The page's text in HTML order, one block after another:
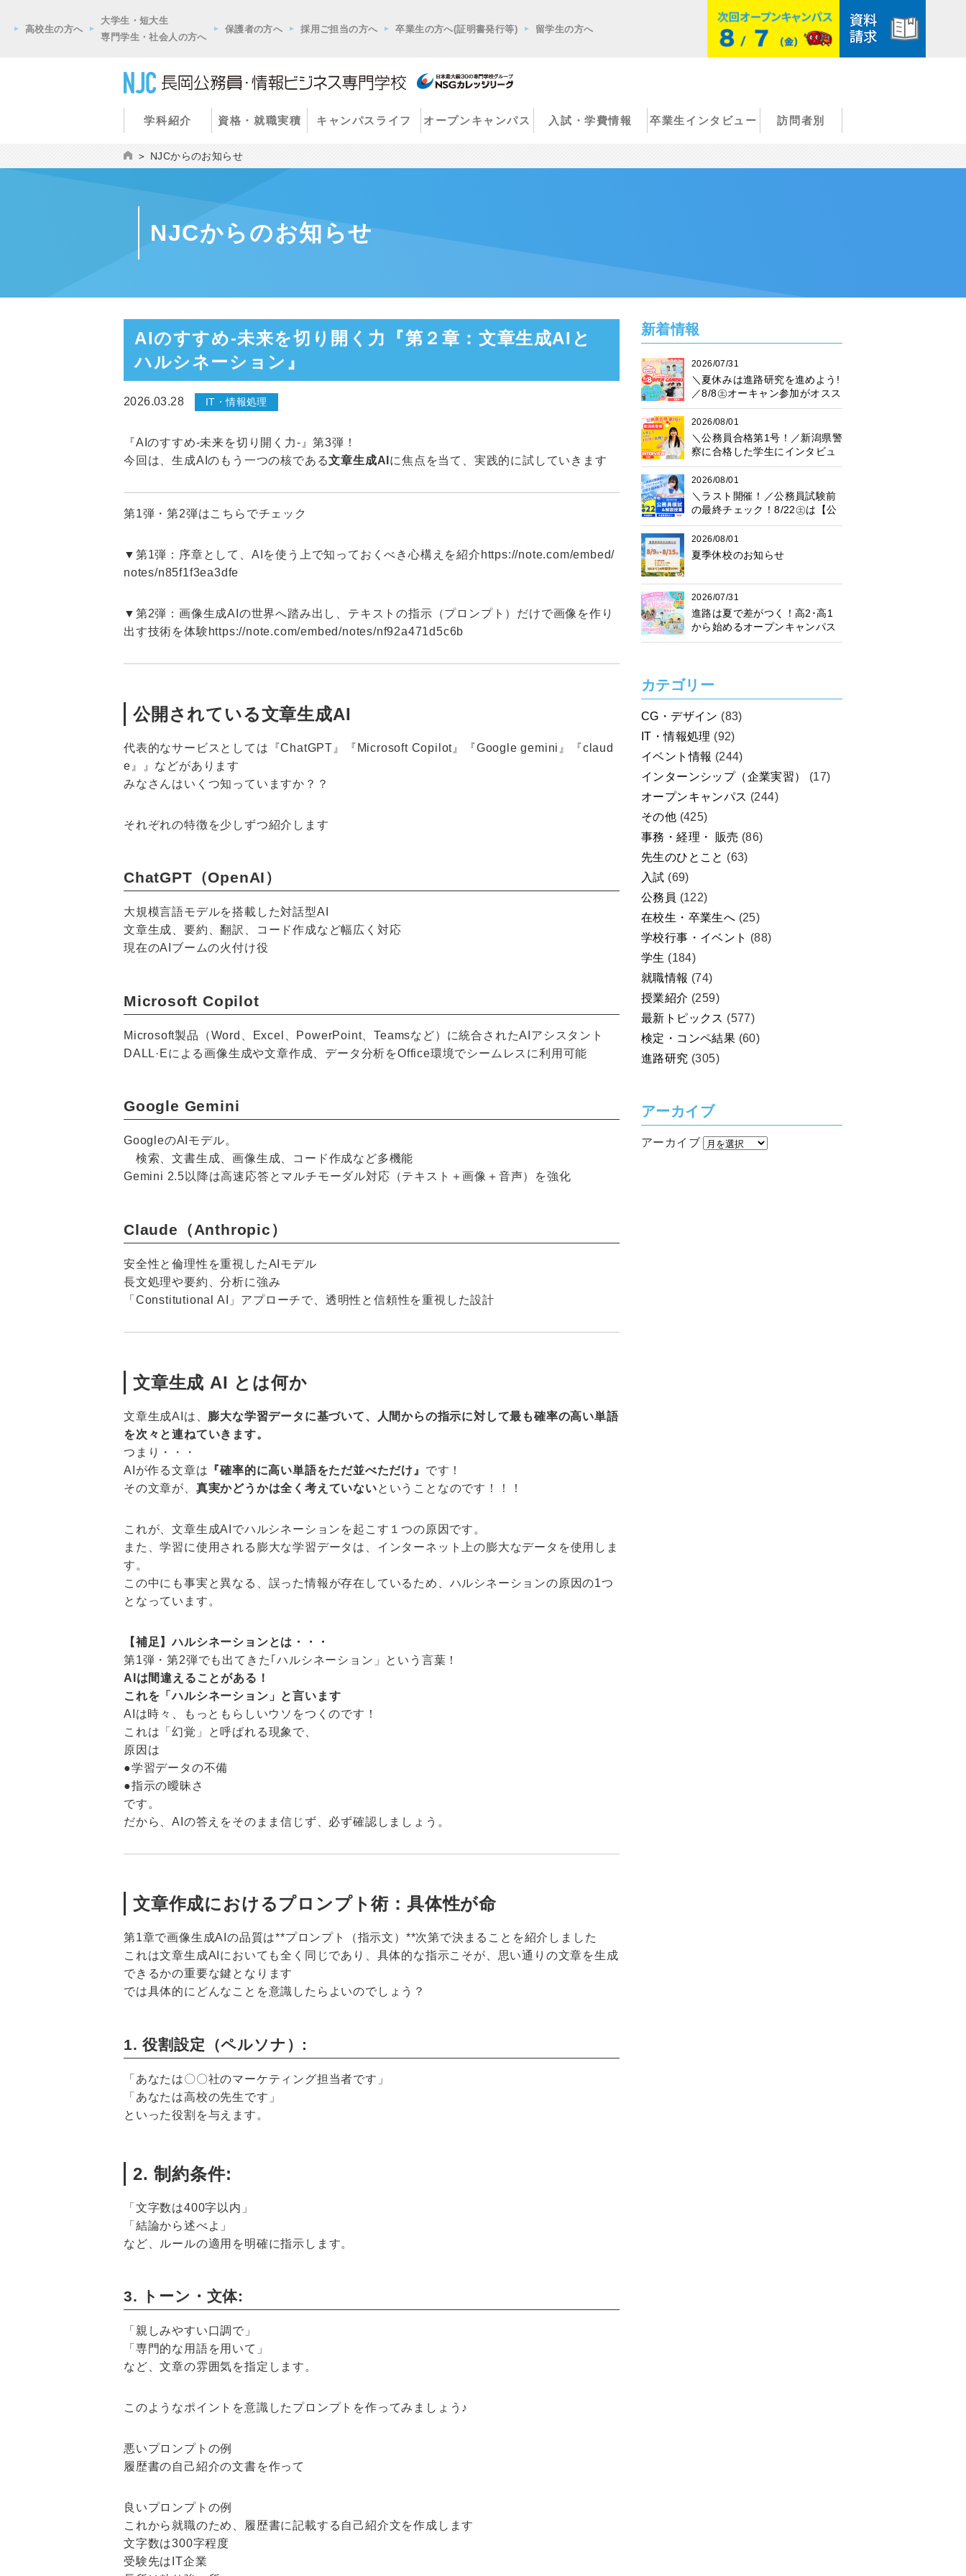
高校生の方へ
大学生・短大生
専門学生・社会人の方へ
保護者の方へ 採用ご担当の方へ 卒業生の方へ(証明書発行等) 留学生の方へ
学科紹介 資格・就職実積 キャンパスライフ オープンキャンパス 入試・学費情報 卒業生インタビュー 訪問者別
NJCからのお知らせ
NJCからのお知らせ
AIのすすめ-未来を切り開く力『第２章：文章生成AIと
ハルシネーション』
2026.03.28 IT・情報処理
『AIのすすめ-未来を切り開く力-』第3弾！
今回は、生成AIのもう一つの核である文章生成AI に焦点を当て、実践的に試していきます
第1弾・第2弾はこちらでチェック
▼第1弾：序章として、AIを使う上で知っておくべき心構えを紹介 https://note.com/embed/
notes/n85f1f3ea3dfe
▼第2弾：画像生成AIの世界へ踏み出し、テキストの指示（プロンプト）だけで画像を作り
出す技術を体験 https://note.com/embed/notes/nf92a471d5c6b
公開されている文章生成AI
代表的なサービスとしては『ChatGPT』『Microsoft Copilot』『Google gemini』『claud
e』』などがあります
みなさんはいくつ知っていますか ？？
それぞれの特徴を少しずつ紹介します
ChatGPT（OpenAI）
大規模言語モデルを搭載した対話型AI
文章生成、要約、翻訳、コード作成など幅広く対応
現在のAIブームの火付け役
Microsoft Copilot
Microsoft製品（Word、Excel、PowerPoint、Teamsなど）に統合されたAIアシスタント
DALL·Eによる画像生成や文章作成、データ分析をOffice環境でシームレスに利用可能
Google Gemini
GoogleのAIモデル。
検索、文書生成、画像生成、コード作成など多機能
Gemini 2.5以降は高速応答とマルチモーダル対応（テキスト＋画像＋音声）を強化
Claude（Anthropic）
安全性と倫理性を重視したAIモデル
長文処理や要約、分析に強み
「Constitutional AI」アプローチで、透明性と信頼性を重視した設計
文章生成 AI とは何か
文章生成AIは、 膨大な学習データに基づいて、人間からの指示に対して最も確率の高い単語
を次々と連ねていきます。
つまり・・・
AIが作る文章は 『確率的に高い単語をただ並べただけ』 です！
その文章が、 真実かどうかは全く考えていないということなのです！！！
これが、文章生成AIでハルシネーションを起こす１つの原因です。
また、学習に使用される膨大な学習データは、インターネット上の膨大なデータを使用しま
す。
この中にも事実と異なる、誤った情報が存在しているため、ハルシネーションの原因の1つ
となっています。
【補足】ハルシネーションとは・・・
第1弾・第2弾でも出てきた｢ハルシネーション」という言葉！
AIは間違えることがある！
これを「ハルシネーション」と言います
AIは時々、もっともらしいウソをつくのです！
これは「幻覚」と呼ばれる現象で、
原因は
●学習データの不備
●指示の曖昧さ
です。
だから、AIの答えをそのまま信じず、必ず確認しましょう。
文章作成におけるプロンプト術：具体性が命
第1章で画像生成AIの品質は**プロンプト（指示文）**次第で決まることを紹介しました
これは文章生成AIにおいても全く同じであり、具体的な指示こそが、思い通りの文章を生成
できるかの重要な鍵となります
では具体的にどんなことを意識したらよいのでしょう？
1. 役割設定（ペルソナ）:
「あなたは〇〇社のマーケティング担当者です」
「あなたは高校の先生です」
といった役割を与えます。
2. 制約条件:
「文字数は400字以内」
「結論から述べよ」
など、ルールの適用を明確に指示します。
3. トーン・文体:
「親しみやすい口調で」
「専門的な用語を用いて」
など、文章の雰囲気を指定します。
このようなポイントを意識したプロンプトを作ってみましょう♪
悪いプロンプトの例
履歴書の自己紹介の文書を作って
良いプロンプトの例
これから就職のため、履歴書に記載する自己紹介文を作成します
文字数は300字程度
受験先はIT企業
新着情報
2026/07/31
＼夏休みは進路研究を進めよう!
／8/8㊏オーキャン参加がオスス
メ♪プレゼント抽選会も開催中！
2026/08/01
＼公務員合格第1号！／新潟県警
察に合格した学生にインタビュ
ー！
2026/08/01
＼ラスト開催！／公務員試験前
の最終チェック！8/22㊏は【公
務員模試】に参加しよう♪
2026/08/01
夏季休校のお知らせ
2026/07/31
進路は夏で差がつく！高2･高1
から始めるオープンキャンパス
カテゴリー
CG・デザイン (83)
IT・情報処理 (92)
イベント情報 (244)
インターンシップ（企業実習）
(17)
オープンキャンパス (244)
その他 (425)
事務・経理・ 販売 (86)
先生のひとこと (63)
入試 (69)
公務員 (122)
在校生・卒業生へ (25)
学校行事・イベント (88)
学生 (184)
就職情報 (74)
授業紹介 (259)
最新トピックス (577)
検定・コンペ結果 (60)
進路研究 (305)
アーカイブ
アーカイブ